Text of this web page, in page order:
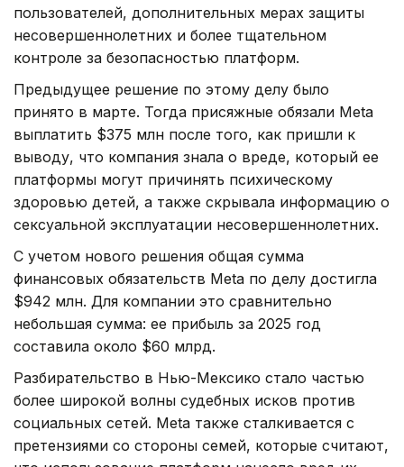
пользователей, дополнительных мерах защиты
несовершеннолетних и более тщательном
контроле за безопасностью платформ.
Предыдущее решение по этому делу было
принято в марте. Тогда присяжные обязали Meta
выплатить $375 млн после того, как пришли к
выводу, что компания знала о вреде, который ее
платформы могут причинять психическому
здоровью детей, а также скрывала информацию о
сексуальной эксплуатации несовершеннолетних.
С учетом нового решения общая сумма
финансовых обязательств Meta по делу достигла
$942 млн. Для компании это сравнительно
небольшая сумма: ее прибыль за 2025 год
составила около $60 млрд.
Разбирательство в Нью-Мексико стало частью
более широкой волны судебных исков против
социальных сетей. Meta также сталкивается с
претензиями со стороны семей, которые считают,